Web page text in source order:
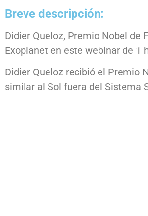
Breve descripción:
Didier Queloz, Premio Nobel de
Exoplanet en este webinar de 1
Didier Queloz recibió el Premio
similar al Sol fuera del Sistema